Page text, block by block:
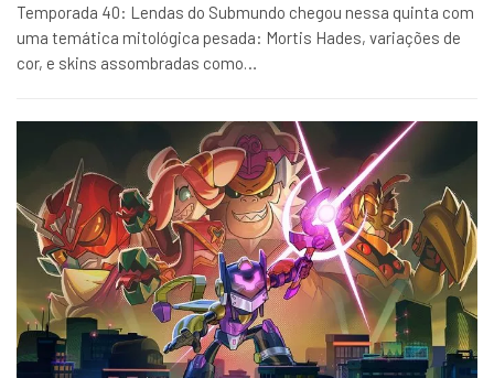
Temporada 40: Lendas do Submundo chegou nessa quinta com
uma temática mitológica pesada: Mortis Hades, variações de
cor, e skins assombradas como…